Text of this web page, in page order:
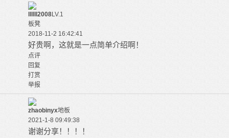
llllll2008LV.1
板凳
2018-11-2 16:42:41
好贵啊，这就是一点简单介绍啊！
点评
回复
打赏
举报
zhaobinyx地板
2021-1-8 09:49:38
谢谢分享！！！！